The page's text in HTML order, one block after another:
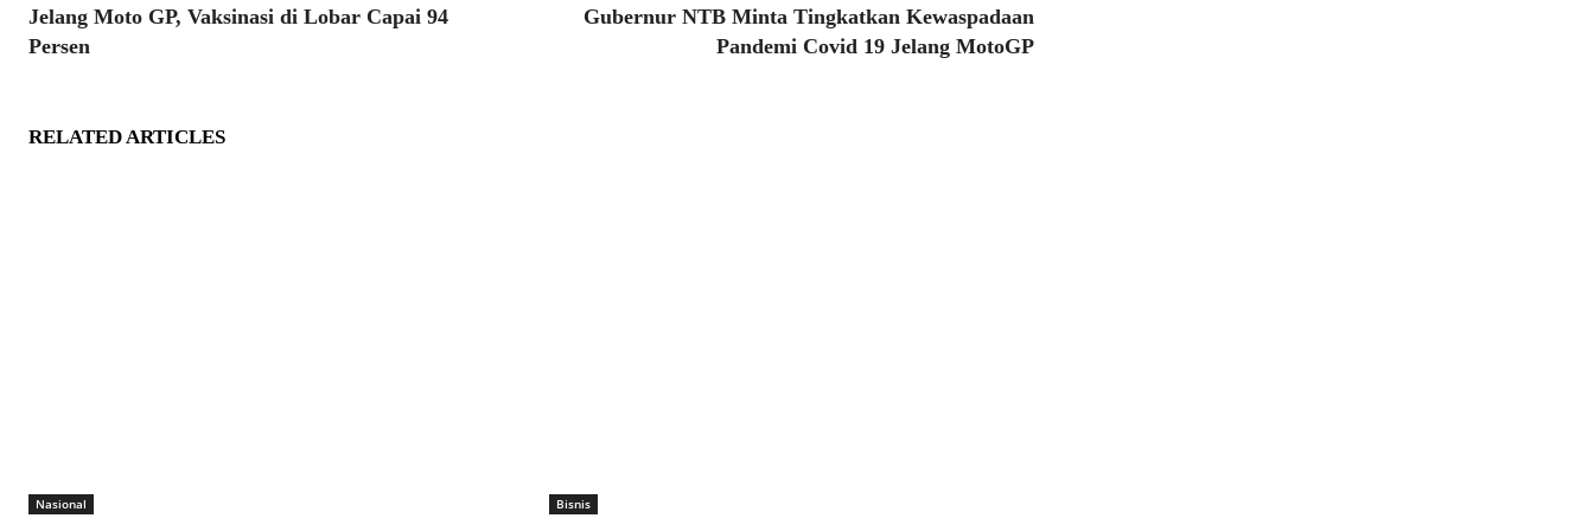
Jelang Moto GP, Vaksinasi di Lobar Capai 94
Persen
Gubernur NTB Minta Tingkatkan Kewaspadaan
Pandemi Covid 19 Jelang MotoGP
RELATED ARTICLES
Nasional Bisnis